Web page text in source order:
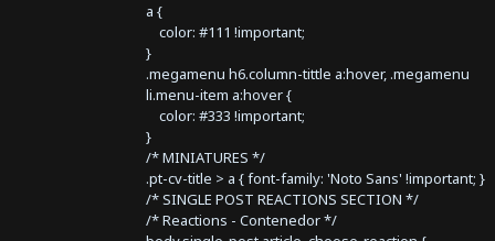
a {
color: #111 !important;
}
.megamenu h6.column-tittle a:hover, .megamenu
li.menu-item a:hover {
color: #333 !important;
}
/* MINIATURES */
.pt-cv-title > a { font-family: 'Noto Sans' !important; }
/* SINGLE POST REACTIONS SECTION */
/* Reactions - Contenedor */